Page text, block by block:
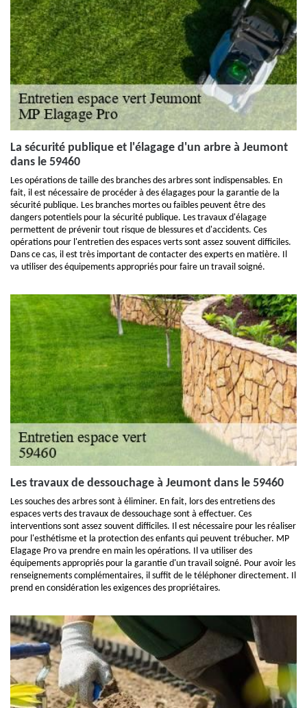
La sécurité publique et l'élagage d'un arbre à Jeumont
dans le 59460
Les opérations de taille des branches des arbres sont indispensables. En
fait, il est nécessaire de procéder à des élagages pour la garantie de la
sécurité publique. Les branches mortes ou faibles peuvent être des
dangers potentiels pour la sécurité publique. Les travaux d'élagage
permettent de prévenir tout risque de blessures et d'accidents. Ces
opérations pour l'entretien des espaces verts sont assez souvent difficiles.
Dans ce cas, il est très important de contacter des experts en matière. Il
va utiliser des équipements appropriés pour faire un travail soigné.
Les travaux de dessouchage à Jeumont dans le 59460
Les souches des arbres sont à éliminer. En fait, lors des entretiens des
espaces verts des travaux de dessouchage sont à effectuer. Ces
interventions sont assez souvent difficiles. Il est nécessaire pour les réaliser
pour l'esthétisme et la protection des enfants qui peuvent trébucher. MP
Elagage Pro va prendre en main les opérations. Il va utiliser des
équipements appropriés pour la garantie d'un travail soigné. Pour avoir les
renseignements complémentaires, il suffit de le téléphoner directement. Il
prend en considération les exigences des propriétaires.